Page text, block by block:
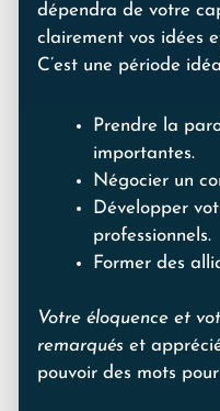
dépendra de votre
clairement vos idées
C’est une période
Prendre la
importantes.
Négocier un
Développer
professionnels.
Former des
Votre éloquence et
remarqués et
pouvoir des mots